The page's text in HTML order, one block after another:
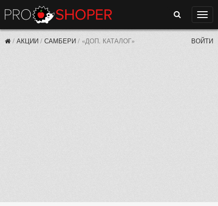
Поиск
/ АКЦИИ / САМБЕРИ / «ДОП. КАТАЛОГ» ВОЙТИ